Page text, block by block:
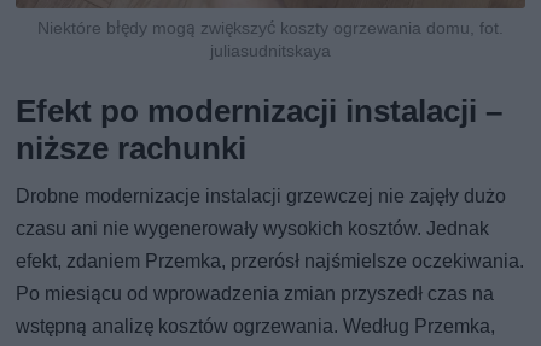
Niektóre błędy mogą zwiększyć koszty ogrzewania domu, fot.
juliasudnitskaya
Efekt po modernizacji instalacji –
niższe rachunki
Drobne modernizacje instalacji grzewczej nie zajęły dużo
czasu ani nie wygenerowały wysokich kosztów. Jednak
efekt, zdaniem Przemka, przerósł najśmielsze oczekiwania.
Po miesiącu od wprowadzenia zmian przyszedł czas na
wstępną analizę kosztów ogrzewania. Według Przemka,